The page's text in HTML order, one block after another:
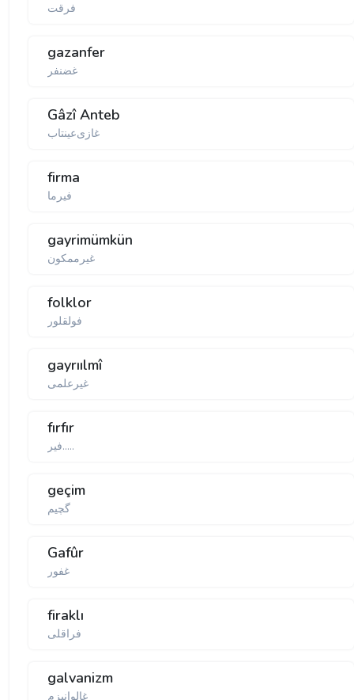
فرقت
gazanfer
غضنفر
Gâzî Anteb
غازی‌عینتاب
firma
فیرما
gayrimümkün
غیرممكون
folklor
فولقلور
gayrıılmî
غیرعلمی
fırfır
فير.....
geçim
گچیم
Gafûr
غفور
firaklı
فراقلی
galvanizm
غالوانیزم